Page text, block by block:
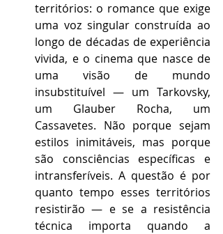
territórios: o romance que exige
uma voz singular construída ao
longo de décadas de experiência
vivida, e o cinema que nasce de
uma visão de mundo
insubstituível — um Tarkovsky,
um Glauber Rocha, um
Cassavetes. Não porque sejam
estilos inimitáveis, mas porque
são consciências específicas e
intransferíveis. A questão é por
quanto tempo esses territórios
resistirão — e se a resistência
técnica importa quando a